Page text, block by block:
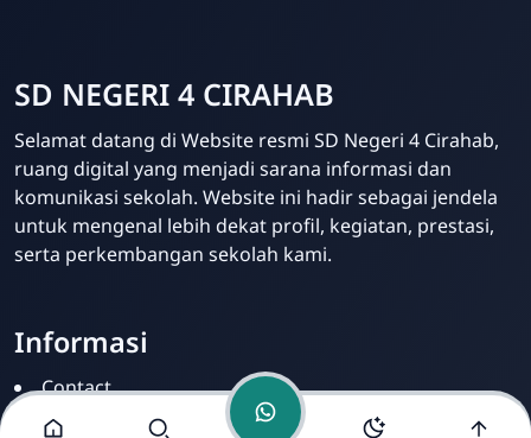
Admin
Online
SD NEGERI 4 CIRAHAB
Selamat datang di Website resmi SD Negeri 4 Cirahab,
ruang digital yang menjadi sarana informasi dan
komunikasi sekolah. Website ini hadir sebagai jendela
untuk mengenal lebih dekat profil, kegiatan, prestasi,
serta perkembangan sekolah kami.
Informasi
Contact
Disclamer